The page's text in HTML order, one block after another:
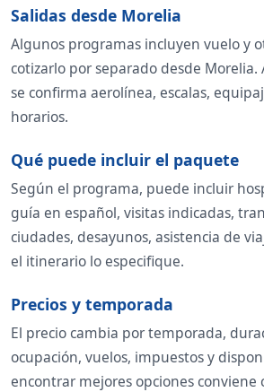
Salidas desde Morelia
Algunos programas incluyen vuelo y
cotizarlo por separado desde Morelia.
se confirma aerolínea, escalas,
horarios.
Qué puede incluir el paquete
Según el programa, puede incluir
guía en español, visitas indicadas,
ciudades, desayunos, asistencia de
el itinerario lo especifique.
Precios y temporada
El precio cambia por temporada,
ocupación, vuelos, impuestos y
encontrar mejores opciones conviene